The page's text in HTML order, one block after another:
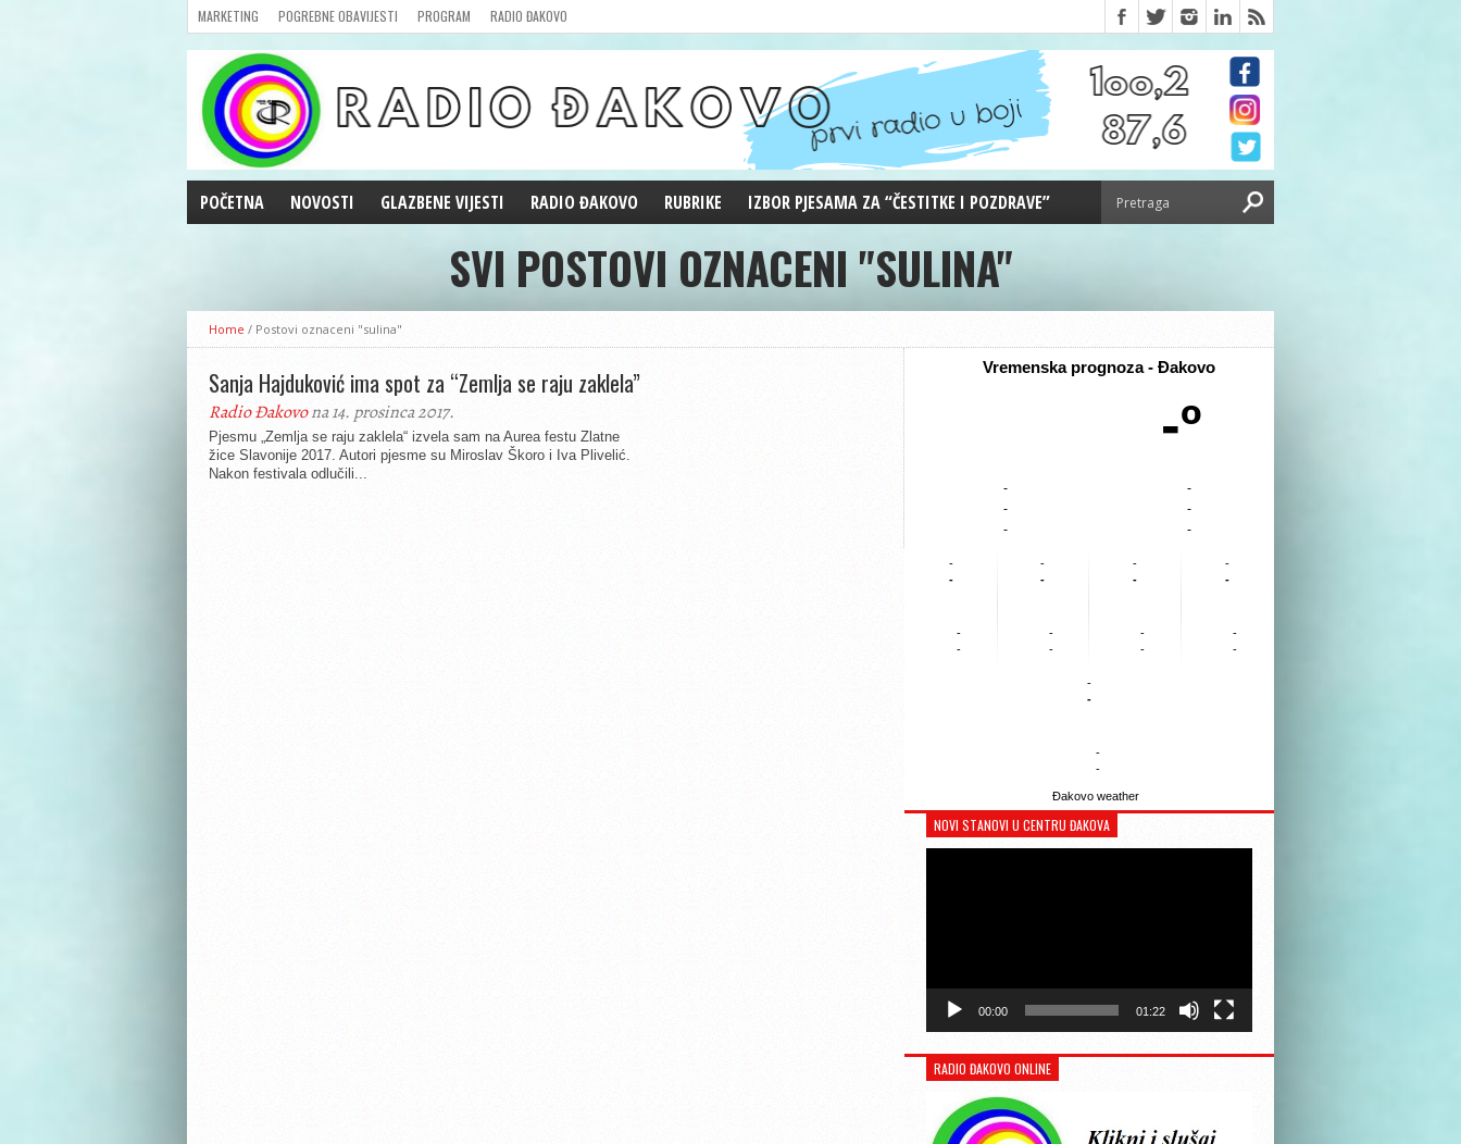
MARKETING POGREBNE OBAVIJESTI PROGRAM RADIO ĐAKOVO
POČETNA NOVOSTI
POLITIKA
GOSPODARSTVO
ŠPORT
REPRIZE EMISIJA
GLAZBENE VIJESTI RADIO ĐAKOVO
MARKETING
RUBRIKE
REPRIZE EMISIJA
DOBRE VIBRACIJE
ĐAKOVO GRADE
IZBOR PJESAMA ZA “ČESTITKE I POZDRAVE”
SVI POSTOVI OZNACENI "SULINA"
Home / Postovi oznaceni "sulina"
Sanja Hajduković ima spot za “Zemlja se raju zaklela”
Radio Đakovona 14. prosinca 2017.
Pjesmu „Zemlja se raju zaklela“ izvela sam na Aurea festu Zlatne
žice Slavonije 2017. Autori pjesme su Miroslav Škoro i Iva Plivelić.
Nakon festivala odlučili...
Vremenska prognoza - Đakovo
-º
-
-
-
-
-
-
-
-
-
-
-
-
-
-
-
-
-
-
-
-
-
-
-
-
-
-
Đakovo weather
NOVI STANOVI U CENTRU ĐAKOVA
00:00 01:22
RADIO ĐAKOVO ONLINE